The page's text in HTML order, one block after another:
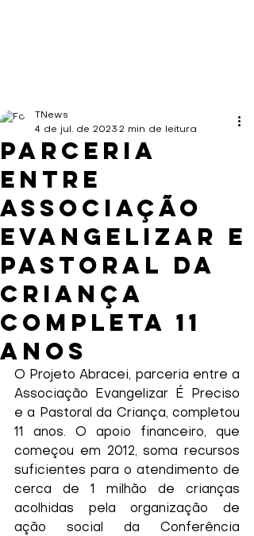
Parceria
entre
Associação
Evangelizar e
Pastoral da
Criança
completa 11
anos
TNews
4 de jul. de 2023 2 min de leitura
O Projeto Abracei, parceria entre a
Associação Evangelizar É Preciso
e a Pastoral da Criança, completou
11 anos. O apoio financeiro, que
começou em 2012, soma recursos
suficientes para o atendimento de
cerca de 1 milhão de crianças
acolhidas pela organização de
ação social da Conferência